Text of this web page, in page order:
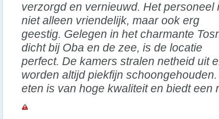
verzorgd en vernieuwd. Het personeel
niet alleen vriendelijk, maar ook erg
geestig. Gelegen in het charmante
dicht bij Oba en de zee, is de locatie
perfect. De kamers stralen netheid uit
worden altijd piekfijn
eten is van hoge kwaliteit en biedt een